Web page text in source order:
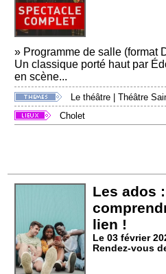
» Programme de salle (format
Un classique porté haut par
en scène...
Le théâtre |Théâtre
Cholet
Les ados
lien !
Le 03 février
Rendez-vous